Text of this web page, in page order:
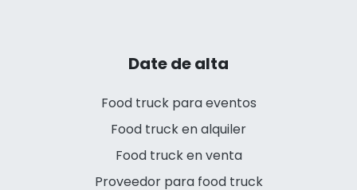
Date de alta
Food truck para eventos
Food truck en alquiler
Food truck en venta
Proveedor para food truck